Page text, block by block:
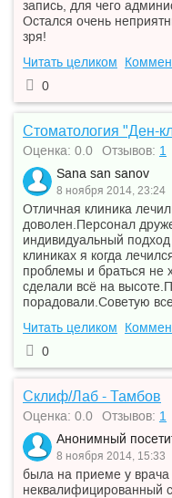
запись, для чего
Остался очень
зря!
Читать целиком
0
Стоматология "Ден-
Оценка: 0.0 Отзывов: 1
Sana san sanov
8 ноября 2014, 23:24
Отличная клиника
доволен.Персонал
индивидуальный подход
клиниках я когда
проблемы и браться не
сделали всё на
порадовали.Советую
Читать целиком
0
Склиф/Лаб - Тамбов
Оценка: 0.0 Отзывов: 1
Анонимный
8 ноября 2014, 15:33
была на приеме у врача
неквалифицированный